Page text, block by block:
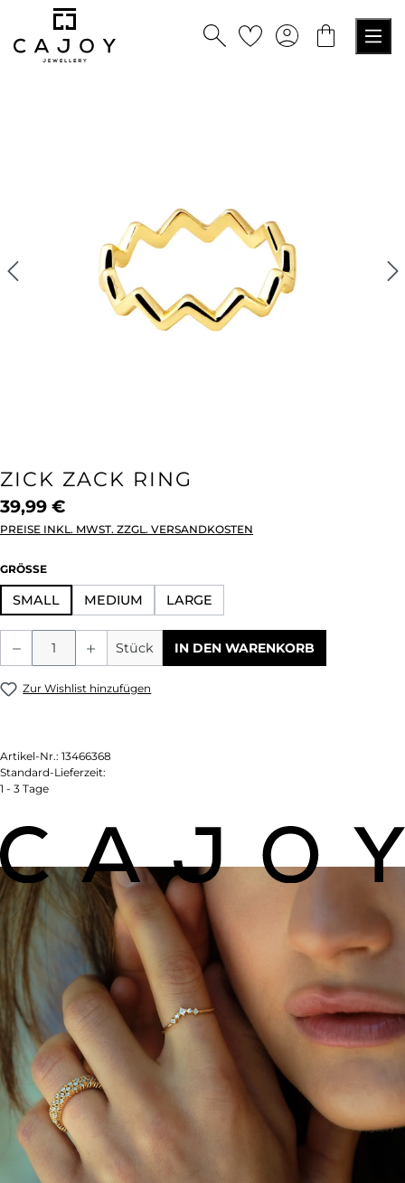
springen
ZICK ZACK RING
39,99 €
PREISE INKL. MWST. ZZGL. VERSANDKOSTEN
GRÖSSE AUSWÄHLEN
SMALL MEDIUM LARGE
Produkt Anzahl: Gib den gewünschten
Stück IN DEN WARENKORB
Zur Wishlist hinzufügen
Artikel-Nr.: 13466368
Standard-Lieferzeit:
1 - 3 Tage